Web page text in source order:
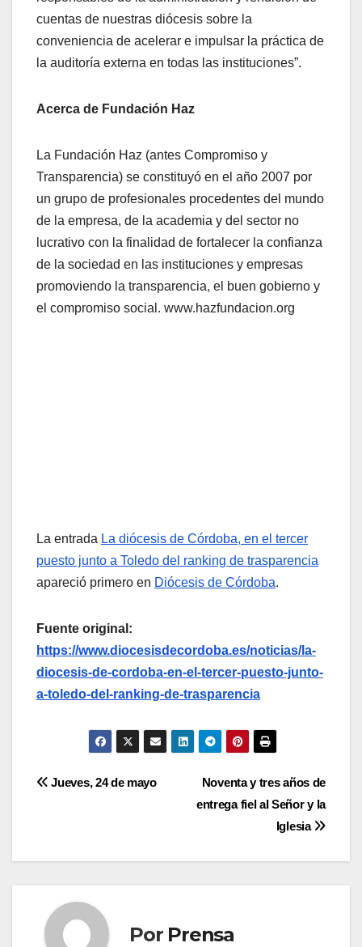
cuentas de nuestras diócesis sobre la
conveniencia de acelerar e impulsar la práctica de
la auditoría externa en todas las instituciones”.
Acerca de Fundación Haz
La Fundación Haz (antes Compromiso y
Transparencia) se constituyó en el año 2007 por
un grupo de profesionales procedentes del mundo
de la empresa, de la academia y del sector no
lucrativo con la finalidad de fortalecer la confianza
de la sociedad en las instituciones y empresas
promoviendo la transparencia, el buen gobierno y
el compromiso social. www.hazfundacion.org
La entrada La diócesis de Córdoba, en el tercer
puesto junto a Toledo del ranking de trasparencia
apareció primero en Diócesis de Córdoba.
Fuente original:
https://www.diocesisdecordoba.es/noticias/la-
diocesis-de-cordoba-en-el-tercer-puesto-junto-
a-toledo-del-ranking-de-trasparencia
Navegación
entradas
Noventa y tres años de
entrega fiel al Señor y la
Iglesia
Jueves, 24 de mayo
Por Prensa